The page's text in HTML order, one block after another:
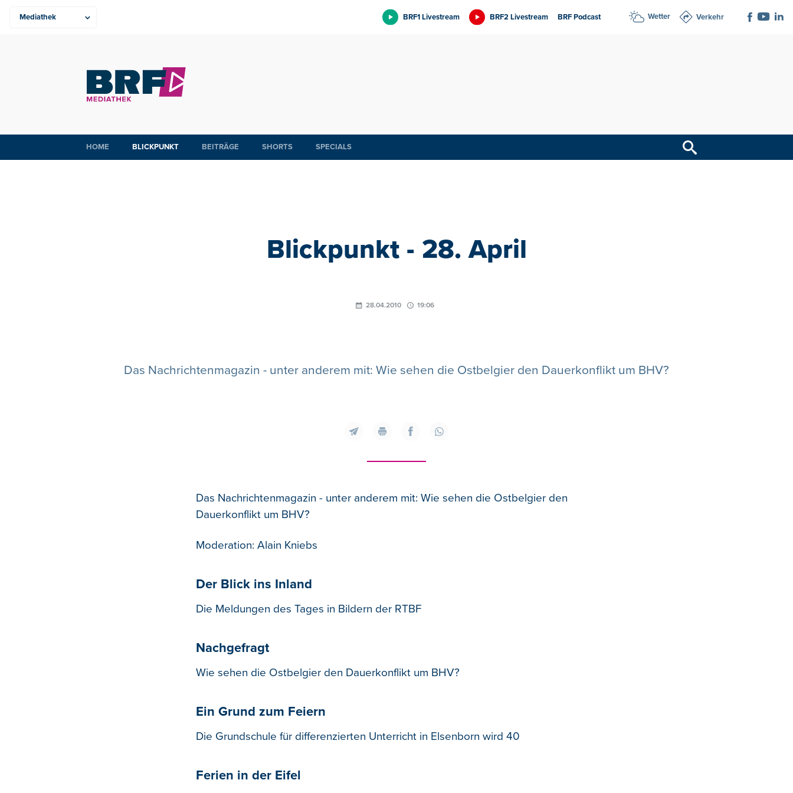
BRF1 Livestream BRF2 Livestream BRF Podcast Wetter Verkehr
HOME BLICKPUNKT BEITRÄGE SHORTS SPECIALS
Blickpunkt - 28. April
28.04.2010 19:06
Das Nachrichtenmagazin - unter anderem mit: Wie sehen die Ostbelgier den Dauerkonflikt um BHV?
Das Nachrichtenmagazin - unter anderem mit: Wie sehen die Ostbelgier den
Dauerkonflikt um BHV?
Moderation: Alain Kniebs
Der Blick ins Inland
Die Meldungen des Tages in Bildern der RTBF
Nachgefragt
Wie sehen die Ostbelgier den Dauerkonflikt um BHV?
Ein Grund zum Feiern
Die Grundschule für differenzierten Unterricht in Elsenborn wird 40
Ferien in der Eifel